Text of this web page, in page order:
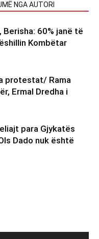
NGA AUTORI
Berisha: 60% janë të
Kombëtar
protestat/ Rama
Ermal Dredha i
para Gjykatës
Dado nuk është